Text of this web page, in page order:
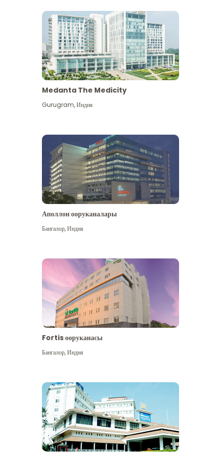
Medanta The Medicity
Gurugram,Индия
Аполлон ооруканалары
Бангалор,Индия
Fortis ооруканасы
Бангалор,Индия